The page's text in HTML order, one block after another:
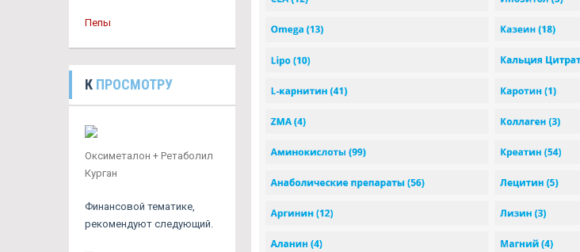
Пепы
К ПРОСМОТРУ
Оксиметалон + Ретаболил
Курган
Финансовой тематике,
рекомендуют следующий.